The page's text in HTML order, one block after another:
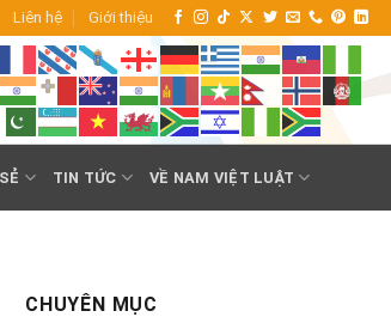
Liên hệ Giới thiệu
TIN TỨC VỀ NAM VIỆT LUẬT
CHUYÊN MỤC